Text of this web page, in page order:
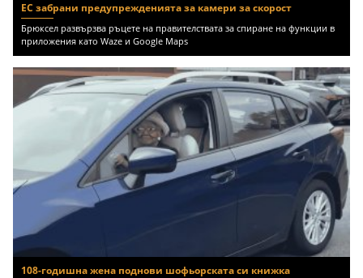
ЕС забрани предупрежденията за камери за скорост
Брюксел развързва ръцете на правителствата за спиране на функции в
приложения като Waze и Google Maps
108-годишна жена поднови шофьорската си книжка